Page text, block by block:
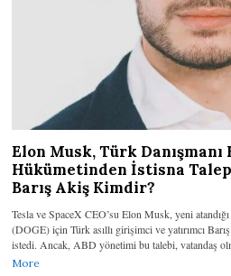
Elon Musk, Türk Danışmanı
Hükümetinden İstisna
Barış Akiş Kimdir?
Tesla ve SpaceX CEO’su Elon Musk, yeni
(DOGE) için Türk asıllı girişimci ve yatırımcı
istedi. Ancak, ABD yönetimi bu talebi, vatandaş
More